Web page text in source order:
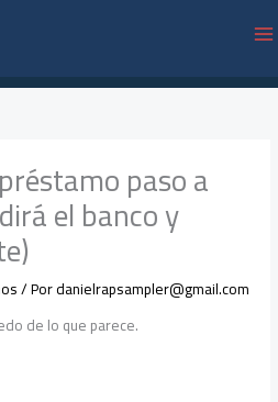
paso a
el banco y
/ Pordanielrapsampler@gmail.com
de lo que parece.